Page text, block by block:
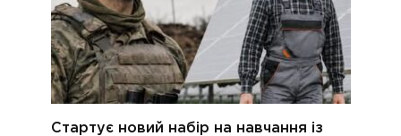
Стартує новий набір на навчання із